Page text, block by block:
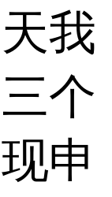
我
个
申